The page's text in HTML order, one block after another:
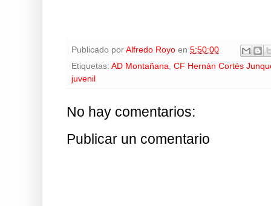
Publicado por Alfredo Royo en 5:50:00
Etiquetas: AD Montañana CF Hernán Cortés
juvenil
No hay comentarios:
Publicar un comentario